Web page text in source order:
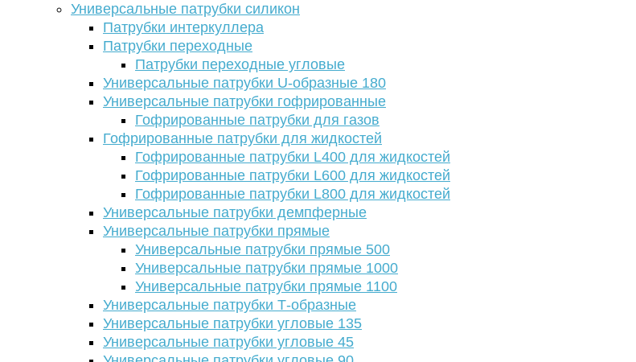
Универсальные патрубки силикон
Патрубки интеркуллера
Патрубки переходные
Патрубки переходные угловые
Универсальные патрубки U-образные 180
Универсальные патрубки гофрированные
Гофрированные патрубки для газов
Гофрированные патрубки для жидкостей
Гофрированные патрубки L400 для жидкостей
Гофрированные патрубки L600 для жидкостей
Гофрированные патрубки L800 для жидкостей
Универсальные патрубки демпферные
Универсальные патрубки прямые
Универсальные патрубки прямые 500
Универсальные патрубки прямые 1000
Универсальные патрубки прямые 1100
Универсальные патрубки Т-образные
Универсальные патрубки угловые 135
Универсальные патрубки угловые 45